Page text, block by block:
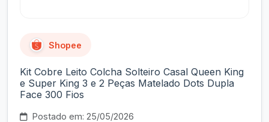
Shopee
Kit Cobre Leito Colcha Solteiro Casal Queen King
e Super King 3 e 2 Peças Matelado Dots Dupla
Face 300 Fios
Postado em: 25/05/2026